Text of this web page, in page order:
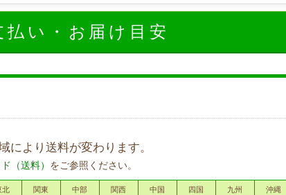
払い・お届け目安
により送料が変わります。
（送料） をご参照ください。
北 関東 中部 関西 中国 四国 九州 沖縄